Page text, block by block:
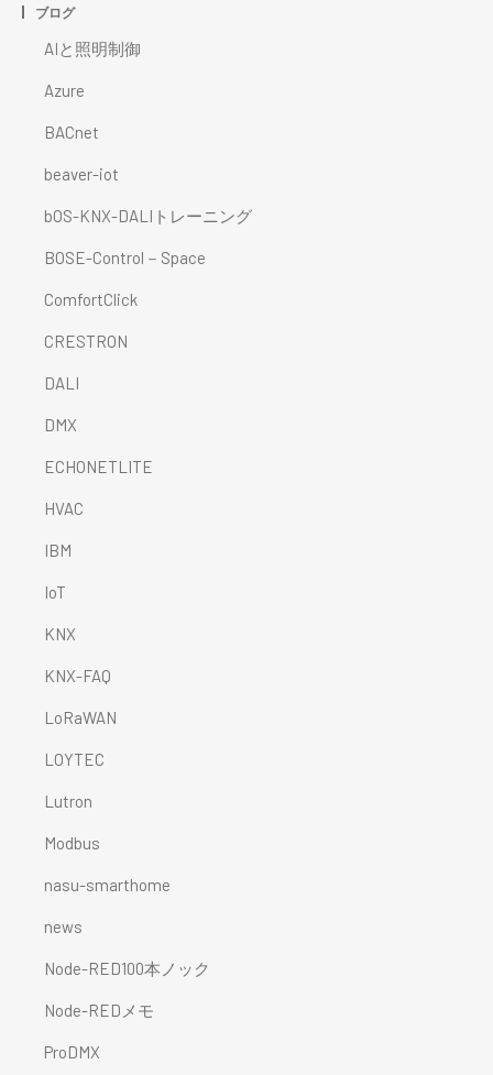
ブログ
AIと照明制御
Azure
BACnet
beaver-iot
bOS-KNX-DALIトレーニング
BOSE-Control－Space
ComfortClick
CRESTRON
DALI
DMX
ECHONETLITE
HVAC
IBM
IoT
KNX
KNX-FAQ
LoRaWAN
LOYTEC
Lutron
Modbus
nasu-smarthome
news
Node-RED100本ノック
Node-REDメモ
ProDMX